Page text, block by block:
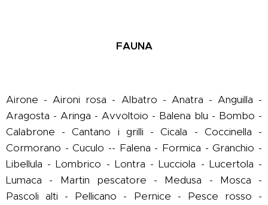
FAUNA
Airone - Aironi rosa - Albatro - Anatra - Anguilla -
Aragosta - Aringa - Avvoltoio - Balena blu - Bombo -
Calabrone - Cantano i grilli - Cicala - Coccinella -
Cormorano - Cuculo -- Falena - Formica - Granchio -
Libellula - Lombrico - Lontra - Lucciola - Lucertola -
Lumaca - Martin pescatore - Medusa - Mosca -
Pascoli alti - Pellicano - Pernice - Pesce rosso -